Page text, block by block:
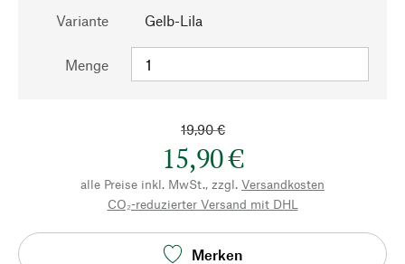
Variante Gelb-Lila
Menge
19,90 €
15,90 €
alle Preise inkl. MwSt., zzgl. Versandkosten
CO₂-reduzierter Versand mit DHL
Merken